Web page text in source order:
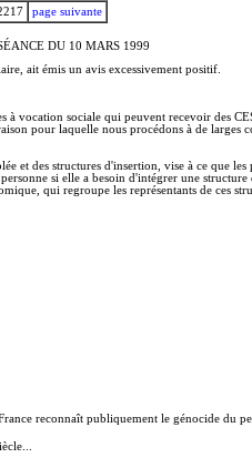
page suivante
DU 10 MARS 1999
ait émis un avis excessivement positif.
vocation sociale qui peuvent recevoir des
pour laquelle nous procédons à de
et des structures d'insertion, vise à ce que
si elle a besoin d'intégrer une
qui regroupe les représentants de ces
reconnaît publiquement le génocide du